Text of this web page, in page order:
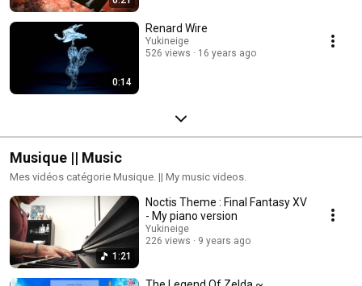
0:14
Renard Wire
Yukineige
526 views
16 years ago
Musique || Music
Mes vidéos catégorie Musique. || My music videos.
1:21
Noctis Theme : Final Fantasy XV
- My piano version
Yukineige
226 views
9 years ago